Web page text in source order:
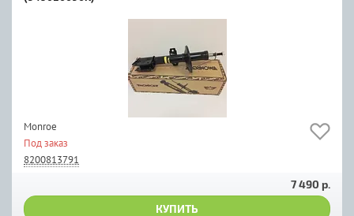
Monroe
Под заказ
8200813791
7 490 р.
КУПИТЬ